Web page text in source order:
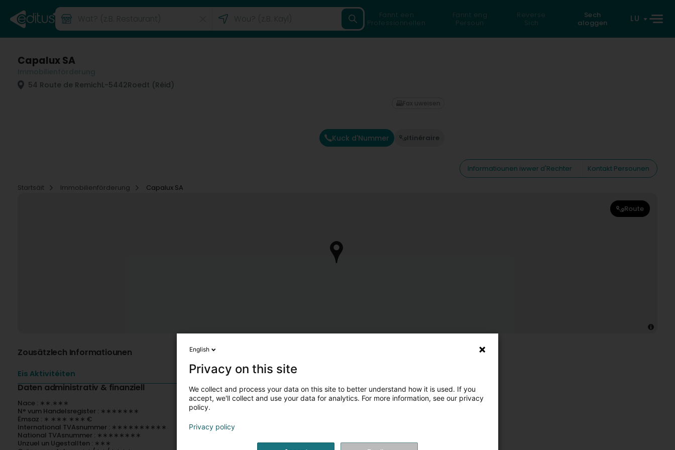
Fannt een
Professionnellen
Fannt eng
Persoun
Reverse
Sich
Sech
aloggen
LU
Capalux SA
54 Route de RemichL-5442Roedt (Réid)
Kuck d'Nummer Itinéraire
Fax uweisen
Informatiounen iwwer d'Rechter
Kontakt Persounen
Startsäit
Immobilienförderung Capalux SA
Route
Zousätzlech Informatiounen
Eis Aktivitéiten
Daten administrativ & finanziell
Nace : ∗∗.∗∗∗
N° vum Handelsregister : ∗∗∗∗∗∗∗
Ëmsaz : ∗ ∗∗∗ ∗∗∗ €
International TVAsnummer : ∗∗∗∗∗∗∗∗∗∗
National TVAsnummer : ∗∗∗∗∗∗∗∗
Unzuel un Ugestallten : ∗∗∗
English
Privacy on this site
We collect and process your data on this site to better understand how it is used. If you
accept, we'll collect and use your data for analytics. For more information, see our privacy
policy.
Privacy policy